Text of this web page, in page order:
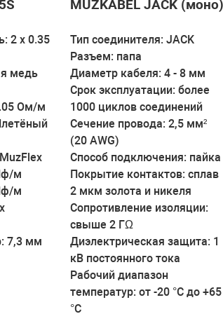
2 х 0.35
медь
Ом/м
м
м
7,3 мм
MUZKABEL JACK (моно)
Тип соединителя: JACK
Разъем: папа
Диаметр кабеля: 4 - 8 мм
Срок эксплуатации: более
1000 циклов соединений
Сечение провода: 2,5 мм²
(20 AWG)
Способ подключения: пайка
Покрытие контактов: сплав
2 мкм золота и никеля
Сопротивление изоляции:
свыше 2 ГΩ
Диэлектрическая защита: 1
кВ постоянного тока
Рабочий диапазон
температур: от -20 °C до +65
°C